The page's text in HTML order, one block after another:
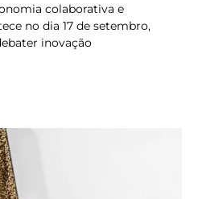
colaborativa e
no dia 17 de setembro,
inovação